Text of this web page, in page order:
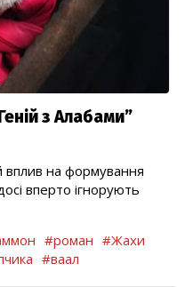
з Алабами”
вплив на формування
вперто ігнорують
#роман #Жахи
#ваал